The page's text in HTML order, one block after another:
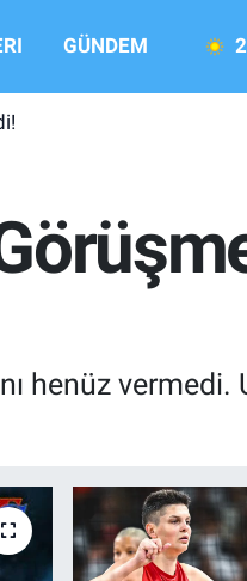
GÜNDEM
vermedi.